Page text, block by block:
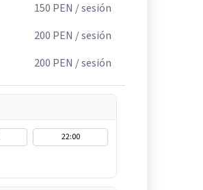
150 PEN / sesión
200 PEN / sesión
200 PEN / sesión
22:00